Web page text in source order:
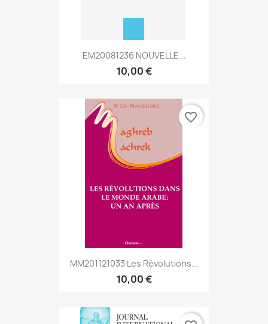
EM20081236 NOUVELLE...
10,00 €
MM201121033 Les Révolutions...
10,00 €
favorite_border